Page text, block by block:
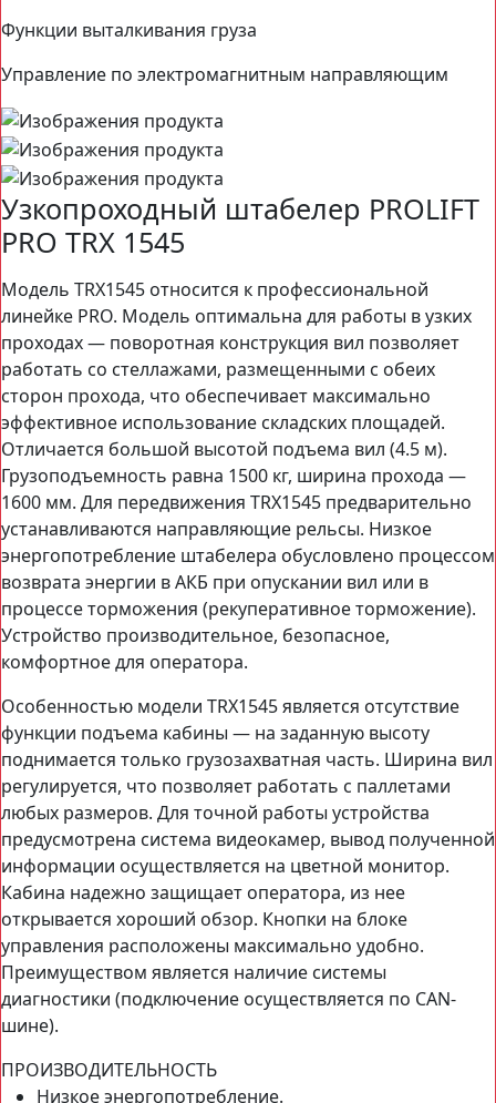
Функции выталкивания груза
Управление по электромагнитным направляющим
Узкопроходный штабелер PROLIFT
PRO TRX 1545
Модель TRX1545 относится к профессиональной
линейке PRO. Модель оптимальна для работы в узких
проходах — поворотная конструкция вил позволяет
работать со стеллажами, размещенными с обеих
сторон прохода, что обеспечивает максимально
эффективное использование складских площадей.
Отличается большой высотой подъема вил (4.5 м).
Грузоподъемность равна 1500 кг, ширина прохода —
1600 мм. Для передвижения TRX1545 предварительно
устанавливаются направляющие рельсы. Низкое
энергопотребление штабелера обусловлено процессом
возврата энергии в АКБ при опускании вил или в
процессе торможения (рекуперативное торможение).
Устройство производительное, безопасное,
комфортное для оператора.
Особенностью модели TRX1545 является отсутствие
функции подъема кабины — на заданную высоту
поднимается только грузозахватная часть. Ширина вил
регулируется, что позволяет работать с паллетами
любых размеров. Для точной работы устройства
предусмотрена система видеокамер, вывод полученной
информации осуществляется на цветной монитор.
Кабина надежно защищает оператора, из нее
открывается хороший обзор. Кнопки на блоке
управления расположены максимально удобно.
Преимуществом является наличие системы
диагностики (подключение осуществляется по CAN-
шине).
ПРОИЗВОДИТЕЛЬНОСТЬ
Низкое энергопотребление.